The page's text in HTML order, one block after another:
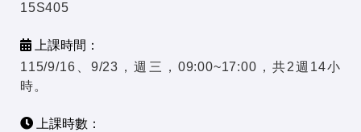
15S405
上課時間：
115/9/16、9/23，週三，09:00~17:00，共2週14小
時。
上課時數：